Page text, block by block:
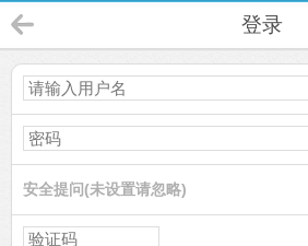
登录
安全提问(未设置请忽略)